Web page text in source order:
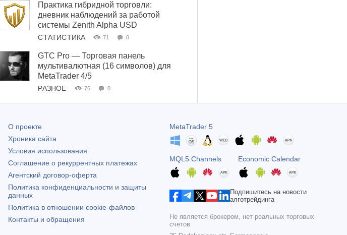
Практика гибридной торговли:
дневник наблюдений за работой
системы Zenith Alpha USD
СТАТИСТИКА 71 0
GTC Pro — Торговая панель
мультивалютная (16 символов) для
MetaTrader 4/5
РАЗНОЕ 76 0
О проекте
Хроника сайта
Условия использования
Соглашение о рекуррентных платежах
Агентский договор-оферта
Политика конфиденциальности и защиты
данных
Политика в отношении cookie-файлов
Контакты и обращения
MetaTrader 5
MQL5 Channels Economic Calendar
Подпишитесь на новости
алготрейдинга
Не является брокером, нет реальных торговых
счетов